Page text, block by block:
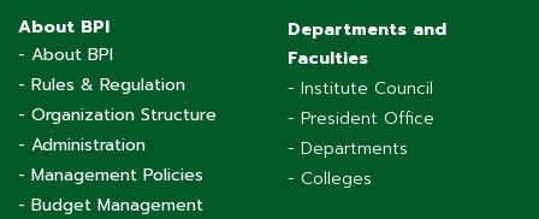
About BPI
- About BPI
- Rules & Regulation
- Organization Structure
- Administration
- Management Policies
- Budget Management
Departments and
Faculties
- Institute Council
- President Office
- Departments
- Colleges